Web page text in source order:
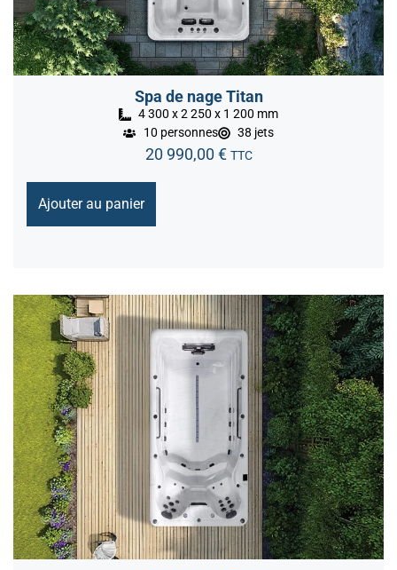
Spa de nage Titan
4 300 x 2 250 x 1 200 mm
10 personnes
38 jets
20 990,00 € TTC
Ajouter au panier